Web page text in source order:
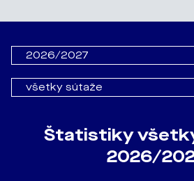
Štatistiky
2026/